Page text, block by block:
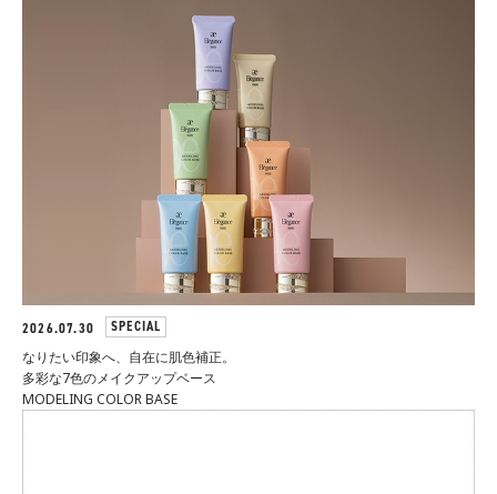
2026.07.30 SPECIAL
なりたい印象へ、自在に肌色補正。
多彩な7色のメイクアップベース
MODELING COLOR BASE